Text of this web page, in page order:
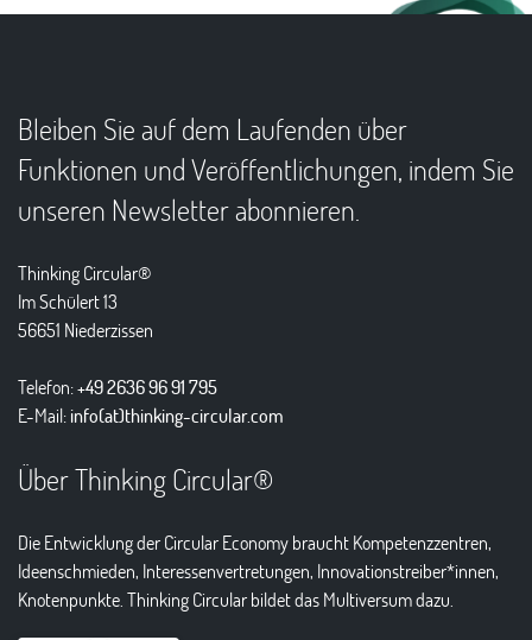
Bleiben Sie auf dem Laufenden über
Funktionen und Veröffentlichungen, indem Sie
unseren Newsletter abonnieren.
Thinking Circular®
Im Schülert 13
56651 Niederzissen
Telefon:+49 2636 96 91 795
E-Mail:info(at)thinking-circular.com
Über Thinking Circular®
Die Entwicklung der Circular Economy braucht Kompetenzzentren,
Ideenschmieden, Interessenvertretungen, Innovationstreiber*innen,
Knotenpunkte. Thinking Circular bildet das Multiversum dazu.